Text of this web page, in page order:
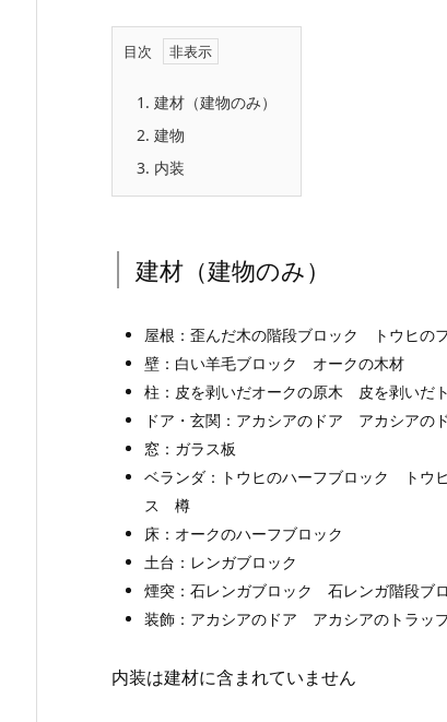
目次
1. 建材（建物のみ）
2. 建物
3. 内装
建材（建物のみ）
屋根：歪んだ木の階段ブロック トウヒ
壁：白い羊毛ブロック オークの木材
柱：皮を剥いだオークの原木 皮を剥いだ
ドア・玄関：アカシアのドア アカシア
窓：ガラス板
ベランダ：トウヒのハーフブロック ト
ス 樽
床：オークのハーフブロック
土台：レンガブロック
煙突：石レンガブロック 石レンガ階段
装飾：アカシアのドア アカシアのトラ
内装は建材に含まれていません